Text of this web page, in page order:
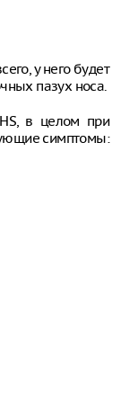
у него будет
пазух носа.
в целом при
симптомы: